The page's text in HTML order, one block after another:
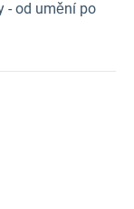
- od umění po